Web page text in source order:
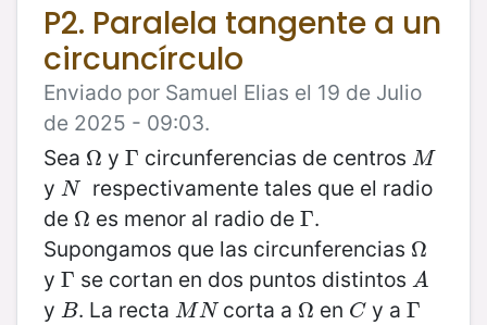
P2. Paralela tangente a un
circuncírculo
Enviado por Samuel Elias el 19 de Julio
de 2025 - 09:03.
Sea Ω
Ω y Γ
Γ circunferencias de centros M
M
y N
Nrespectivamente tales que el radio
de Ω
Ω es menor al radio de Γ
Γ.
Supongamos que las circunferencias Ω
Ω
y Γ
Γ se cortan en dos puntos distintos A
A
y B
B. La recta M N
MN corta a Ω
Ω en C
C y aΓ
Γ